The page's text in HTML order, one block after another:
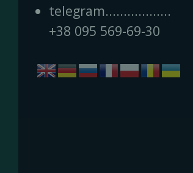
telegram..................
+38 095 569-69-30